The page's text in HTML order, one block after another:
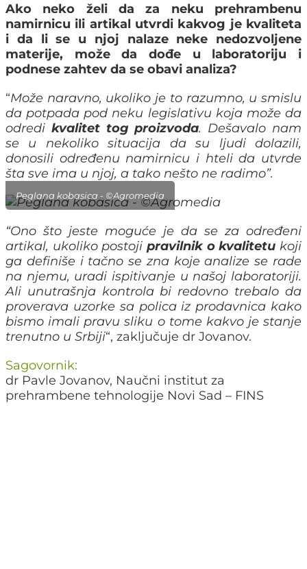
Ako neko želi da za neku prehrambenu
namirnicu ili artikal utvrdi kakvog je kvaliteta
i da li se u njoj nalaze neke nedozvoljene
materije, može da dođe u laboratoriju i
podnese zahtev da se obavi analiza?
“Može naravno, ukoliko je to razumno, u smislu
da potpada pod neku legislativu koja može da
odredi kvalitet tog proizvoda. Dešavalo nam
se u nekoliko situacija da su ljudi dolazili,
donosili određenu namirnicu i hteli da utvrde
šta sve ima u njoj, a tako nešto ne radimo”.
Peglana kobasica - ©Agromedia
“Ono što jeste moguće je da se za određeni
artikal, ukoliko postoji pravilnik o kvalitetu koji
ga definiše i tačno se zna koje analize se rade
na njemu, uradi ispitivanje u našoj laboratoriji.
Ali unutrašnja kontrola bi redovno trebalo da
proverava uzorke sa polica iz prodavnica kako
bismo imali pravu sliku o tome kakvo je stanje
trenutno u Srbiji“, zaključuje dr Jovanov.
Sagovornik:
dr Pavle Jovanov, Naučni institut za
prehrambene tehnologije Novi Sad – FINS